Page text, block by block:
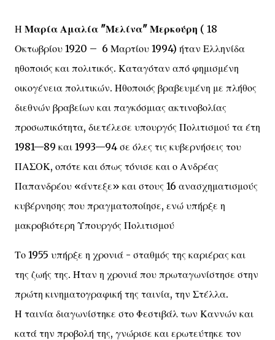
Η Μαρία Αμαλία "Μελίνα" Μερκούρη ( 18
Οκτωβρίου 1920 – 6 Μαρτίου 1994) ήταν Ελληνίδα
ηθοποιός και πολιτικός. Καταγόταν από φημισμένη
οικογένεια πολιτικών. Ηθοποιός βραβευμένη με πλήθος
διεθνών βραβείων και παγκόσμιας ακτινοβολίας
προσωπικότητα, διετέλεσε υπουργός Πολιτισμού τα έτη
1981—89 και 1993—94 σε όλες τις κυβερνήσεις του
ΠΑΣΟΚ, οπότε και όπως τόνισε και ο Ανδρέας
Παπανδρέου «άντεξε» και στους 16 ανασχηματισμούς
κυβέρνησης που πραγματοποίησε, ενώ υπήρξε η
μακροβιότερη Υπουργός Πολιτισμού
Το 1955 υπήρξε η χρονιά - σταθμός της καριέρας και
της ζωής της. Ήταν η χρονιά που πρωταγωνίστησε στην
πρώτη κινηματογραφική της ταινία, την Στέλλα.
Η ταινία διαγωνίστηκε στο Φεστιβάλ των Καννών και
κατά την προβολή της, γνώρισε και ερωτεύτηκε τον